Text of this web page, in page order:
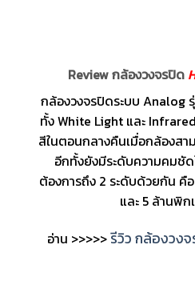
Review กล้องวงจรปิด
กล้องวงจรปิดระบบ Analog
ทั้ง White Light และ
สีในตอนกลางคืนเมื่อกล้องสา
อีกทั้งยังมีระดับความคมชั
ต้องการถึง 2 ระดับด้วยกัน คื
และ 5 ล้านพิก
อ่าน >>>>>รีวิว กล้องวง